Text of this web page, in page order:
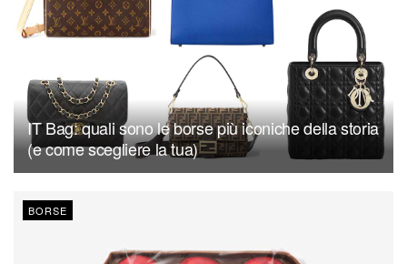
IT Bag: quali sono le borse più iconiche della storia
(e come scegliere la tua)
BORSE